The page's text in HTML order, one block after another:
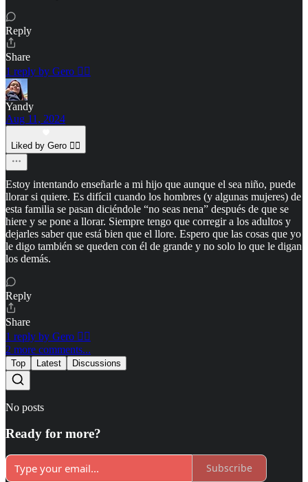
Reply
Share
1 reply by Gero ✍🏾
Yandy
Aug 11, 2024
Liked by Gero ✍🏾
Estoy intentando enseñarle a mi hijo que aunque el sea niño, puede
llorar si quiere. Es difícil cuando los hombres (y algunas mujeres) de
esta familia se pasan diciéndole “no seas nena” después de que se
hiere y se pone a llorar. Siempre tengo que corregir a los adultos y
dejarles saber que está bien que el llore. Espero que las cosas que yo
le digo también se queden con él de grande y no solo lo que le digan
los demás.
Reply
Share
1 reply by Gero ✍🏾
2 more comments...
Top Latest Discussions
No posts
Ready for more?
Subscribe